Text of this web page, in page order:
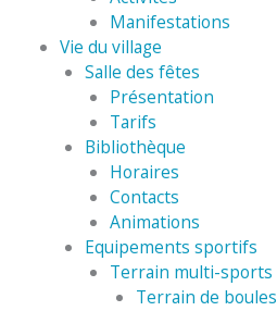
Manifestations
Vie du village
Salle des fêtes
Présentation
Tarifs
Bibliothèque
Horaires
Contacts
Animations
Equipements sportifs
Terrain multi-sports
Terrain de boules